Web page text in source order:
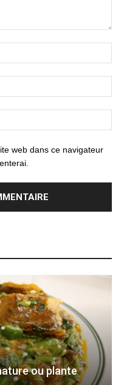
web dans ce navigateur
ou plante